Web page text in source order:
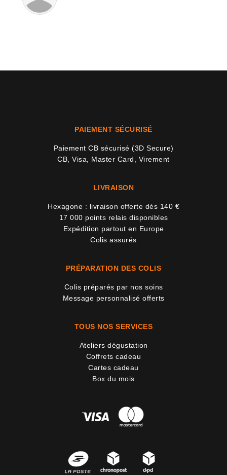
PAIEMENT SÉCURISÉ
Paiement CB sécurisé (3D Secure)
CB, Visa, Master Card, Virement
LIVRAISON
Hexagone : livraison offerte dès 140 €
17 000 points relais disponibles
Expédition partout en Europe
Colis assurés
PRÉPARATION DES COLIS
Colis préparés par nos soins
Message personnalisé offerts
TOUS NOS SERVICES
Ateliers dégustation
Coffrets cadeau
Cartes cadeau
Box du mois